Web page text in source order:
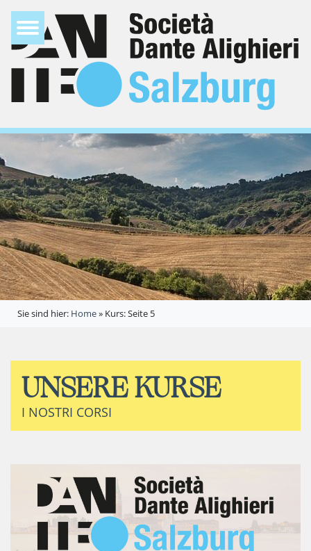
Sie sind hier: Home» Kurs: Seite 5
UNSERE KURSE
I NOSTRI CORSI